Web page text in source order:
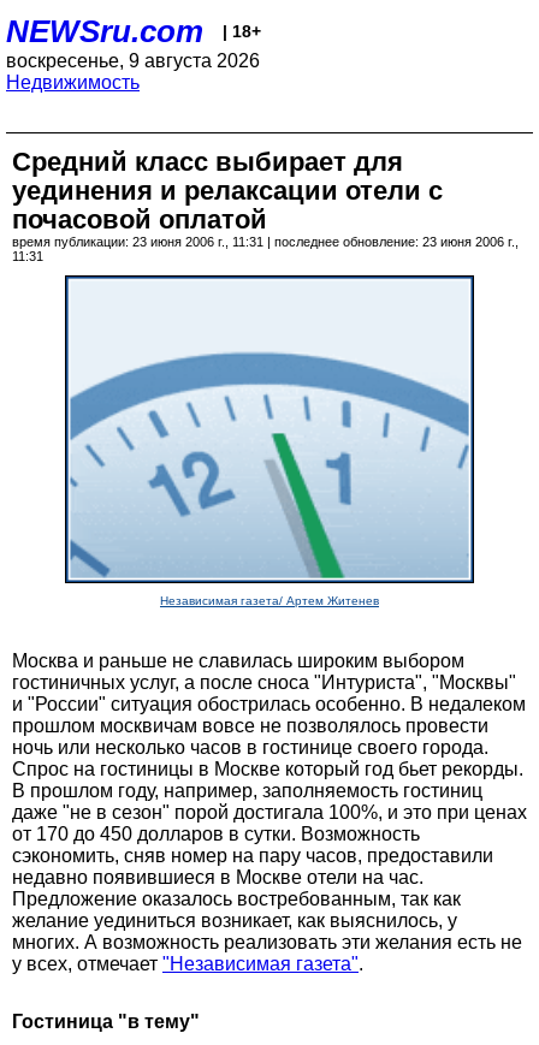
NEWSru.com | 18+
воскресенье, 9 августа 2026
Недвижимость
Средний класс выбирает для
уединения и релаксации отели с
почасовой оплатой
время публикации: 23 июня 2006 г., 11:31 | последнее обновление: 23 июня 2006 г.,
11:31
Независимая газета/ Артем Житенев
Москва и раньше не славилась широким выбором
гостиничных услуг, а после сноса "Интуриста", "Москвы"
и "России" ситуация обострилась особенно. В недалеком
прошлом москвичам вовсе не позволялось провести
ночь или несколько часов в гостинице своего города.
Спрос на гостиницы в Москве который год бьет рекорды.
В прошлом году, например, заполняемость гостиниц
даже "не в сезон" порой достигала 100%, и это при ценах
от 170 до 450 долларов в сутки. Возможность
сэкономить, сняв номер на пару часов, предоставили
недавно появившиеся в Москве отели на час.
Предложение оказалось востребованным, так как
желание уединиться возникает, как выяснилось, у
многих. А возможность реализовать эти желания есть не
у всех, отмечает "Независимая газета".
Гостиница "в тему"